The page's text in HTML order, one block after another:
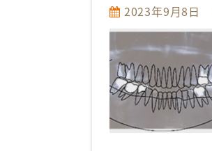
2023年9月8日